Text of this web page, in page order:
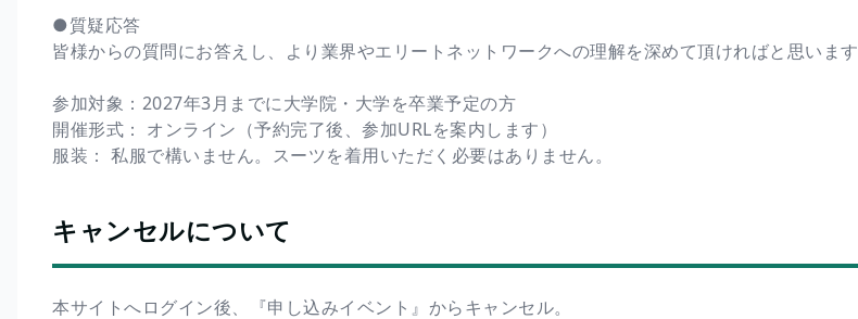
●質疑応答
皆様からの質問にお答えし、より業界やエリートネットワークへの理解を深めて頂ければと思います
参加対象：2027年3月までに大学院・大学を卒業予定の方
開催形式： オンライン（予約完了後、参加URLを案内します）
服装： 私服で構いません。スーツを着用いただく必要はありません。
キャンセルについて
本サイトへログイン後、『申し込みイベント』からキャンセル。